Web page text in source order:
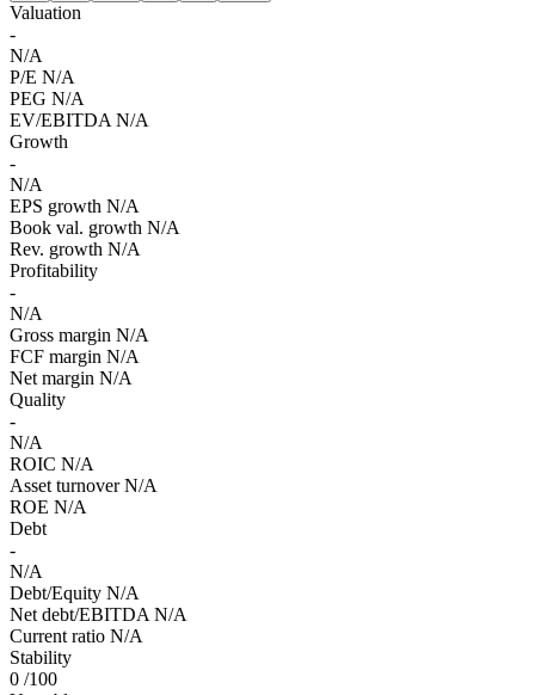
Valuation
-
N/A
P/E N/A
PEG N/A
EV/EBITDA N/A
Growth
-
N/A
EPS growth N/A
Book val. growth N/A
Rev. growth N/A
Profitability
-
N/A
Gross margin N/A
FCF margin N/A
Net margin N/A
Quality
-
N/A
ROIC N/A
Asset turnover N/A
ROE N/A
Debt
-
N/A
Debt/Equity N/A
Net debt/EBITDA N/A
Current ratio N/A
Stability
0 /100